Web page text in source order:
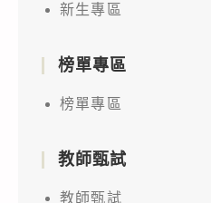
新生專區
榜單專區
榜單專區
教師甄試
教師甄試